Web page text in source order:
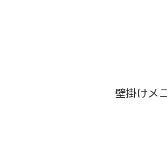
壁掛けメ